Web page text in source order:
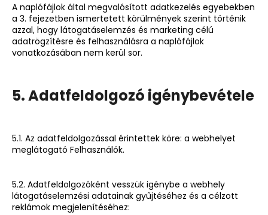
A naplófájlok által megvalósított adatkezelés egyebekben
a 3. fejezetben ismertetett körülmények szerint történik
azzal, hogy látogatáselemzés és marketing célú
adatrögzítésre és felhasználásra a naplófájlok
vonatkozásában nem kerül sor.
5. Adatfeldolgozó igénybevétele
5.1. Az adatfeldolgozással érintettek köre: a webhelyet
meglátogató Felhasználók.
5.2. Adatfeldolgozóként vesszük igénybe a webhely
látogatáselemzési adatainak gyűjtéséhez és a célzott
reklámok megjelenítéséhez: